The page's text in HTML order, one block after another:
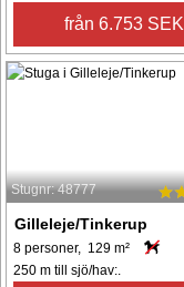
från 6.753 SEK
Stugnr: 48777
Gilleleje/Tinkerup
8 personer, 129 m²
250 m till sjö/hav:.